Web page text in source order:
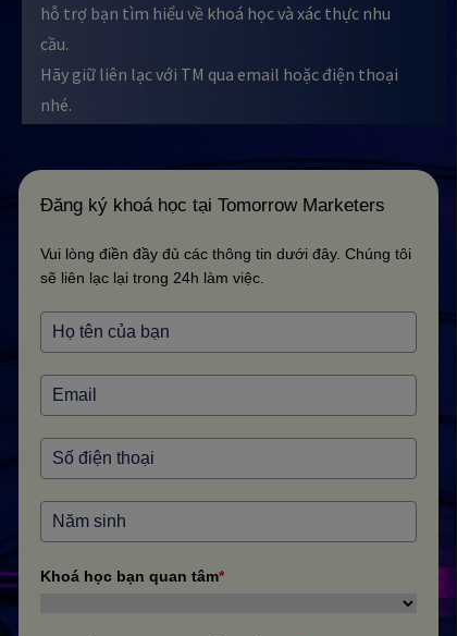
Đăng ký khoá học tại Tomorrow Marketers
Vui lòng điền đầy đủ các thông tin dưới đây. Chúng tôi
sẽ liên lạc lại trong 24h làm việc.
Khoá học bạn quan tâm*
hỗ trợ bạn tìm hiểu về khoá học và xác thực nhu
cầu.
Hãy giữ liên lạc với TM qua email hoặc điện thoại
nhé.